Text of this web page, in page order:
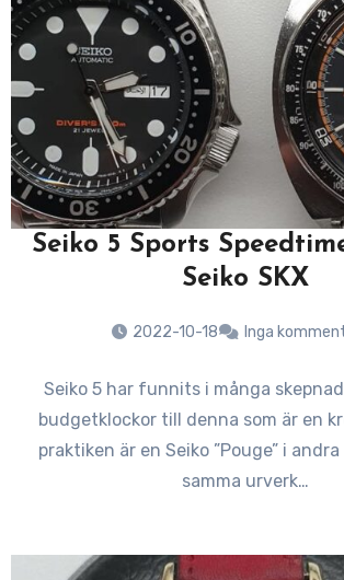
Seiko 5 Sports
Seiko SKX
2022-10-18 Inga
Seiko 5 har funnits i många
budgetklockor till denna som är en
praktiken är en Seiko ”Pouge” i
samma urverk…